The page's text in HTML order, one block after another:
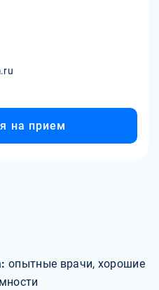
на прием
опытные врачи, хорошие